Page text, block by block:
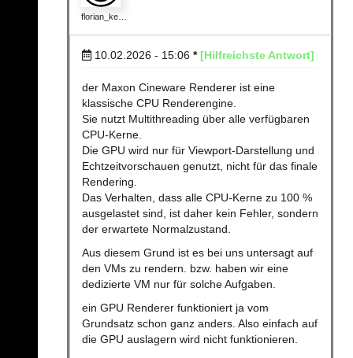
florian_ke…
10.02.2026 - 15:06 * [Hilfreichste Antwort]
der Maxon Cineware Renderer ist eine
klassische CPU Renderengine.
Sie nutzt Multithreading über alle verfügbaren
CPU-Kerne.
Die GPU wird nur für Viewport-Darstellung und
Echtzeitvorschauen genutzt, nicht für das finale
Rendering.
Das Verhalten, dass alle CPU-Kerne zu 100 %
ausgelastet sind, ist daher kein Fehler, sondern
der erwartete Normalzustand.
Aus diesem Grund ist es bei uns untersagt auf
den VMs zu rendern. bzw. haben wir eine
dedizierte VM nur für solche Aufgaben.
ein GPU Renderer funktioniert ja vom
Grundsatz schon ganz anders. Also einfach auf
die GPU auslagern wird nicht funktionieren.